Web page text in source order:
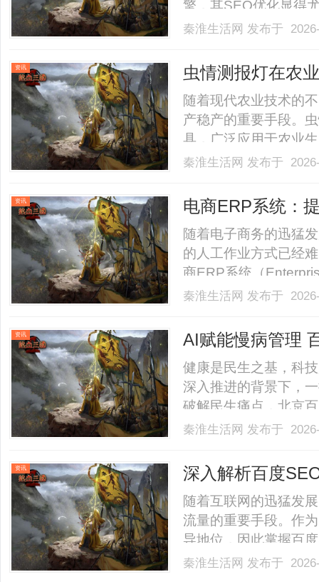
擎，其SEO优化显得
践技巧，以帮助网站
包括关键词匹配、内
秦淮生活网 发布于
资讯 虫情测报灯在农
随着现代农业技术的
产稳产的重要手段。
具，广泛应用于农业
制定防控措施。虫情
采用紫外线灯源，因
灯.........
秦淮生活网 发布于
资讯 电商ERP系统：
随着电子商务的迅猛
的人工作业方式已经
商ERP系统（
运而生，成为电商企
平台订单数据，电商
秦淮生活网 发布于
资讯 AI赋能慢病管理
健康是民生之基，科
深入推进的背景下，
破解民生痛点，北京
便是其中的佼佼者。
新，让优质医疗资源
秦淮生活网 发布于
资讯 深入解析百度
随着互联网的迅猛发
流量的重要手段。作
导地位，因此掌握百
将深入探讨百度SEO
秦淮生活网 发布于